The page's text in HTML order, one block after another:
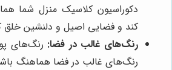
دکوراسیون کلاسیک منزل شما
کند و فضایی اصیل و دلنشین خلق
رنگ‌های غالب در فضا: رنگ‌های
رنگ‌های غالب در فضا هماهنگ